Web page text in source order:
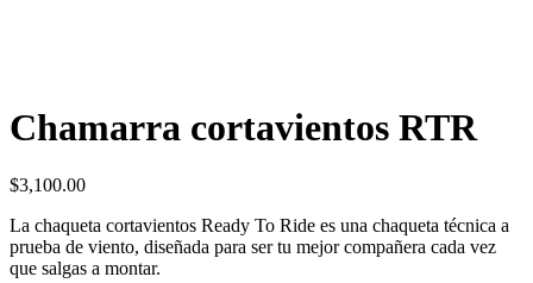
Chamarra cortavientos RTR
$3,100.00
La chaqueta cortavientos Ready To Ride es una chaqueta técnica a
prueba de viento, diseñada para ser tu mejor compañera cada vez
que salgas a montar.